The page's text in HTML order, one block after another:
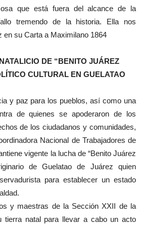
que está fuera del alcance de la
tremendo de la historia. Ella nos
en su Carta a Maximilano 1864
DE “BENITO JUÁREZ
CULTURAL EN GUELATAO
y paz para los pueblos, así como una
de quienes se apoderaron de los
de los ciudadanos y comunidades,
Nacional de Trabajadores de
vigente la lucha de “Benito Juárez
de Guelatao de Juárez quien
para establecer un estado
y maestras de la Sección XXII de la
tierra natal para llevar a cabo un acto